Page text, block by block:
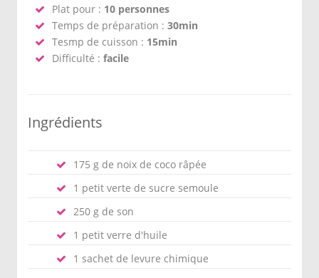
Plat pour : 10 personnes
Temps de préparation : 30min
Tesmp de cuisson : 15min
Difficulté : facile
Ingrédients
175 g de noix de coco râpée
1 petit verte de sucre semoule
250 g de son
1 petit verre d'huile
1 sachet de levure chimique